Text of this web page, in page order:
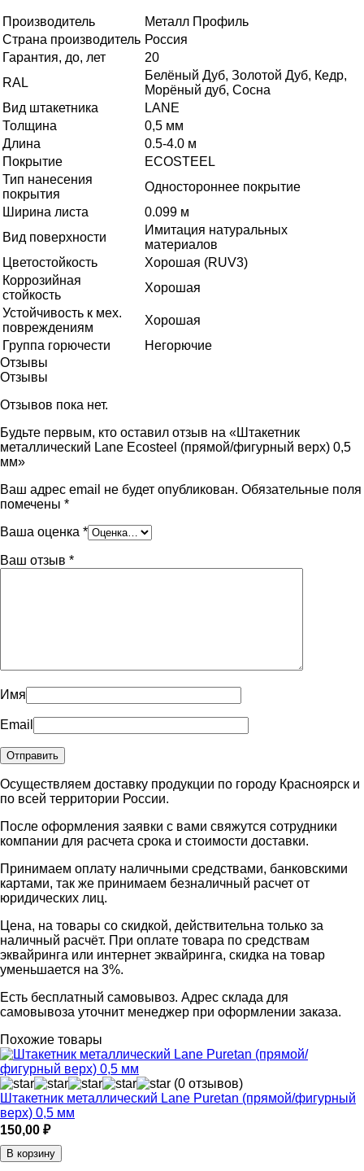
Производитель
Металл Профиль
Страна производитель Россия
Гарантия, до, лет
20
RAL
Белёный Дуб, Золотой Дуб, Кедр,
Морёный дуб, Сосна
Вид штакетника
LANE
Толщина
0,5 мм
Длина
0.5-4.0 м
Покрытие
ECOSTEEL
Тип нанесения
покрытия
Одностороннее покрытие
Ширина листа
0.099 м
Вид поверхности
Имитация натуральных
материалов
Цветостойкость
Хорошая (RUV3)
Коррозийная
стойкость
Хорошая
Устойчивость к мех.
повреждениям
Хорошая
Группа горючести
Негорючие
Отзывы
Отзывы
Отзывов пока нет.
Будьте первым, кто оставил отзыв на «Штакетник
металлический Lane Ecosteel (прямой/фигурный верх) 0,5
мм»
Ваш адрес email не будет опубликован. Обязательные поля
помечены *
Ваша оценка *
Ваш отзыв *
Имя
Email
Осуществляем доставку продукции по городу Красноярск и
по всей территории России.
После оформления заявки с вами свяжутся сотрудники
компании для расчета срока и стоимости доставки.
Принимаем оплату наличными средствами, банковскими
картами, так же принимаем безналичный расчет от
юридических лиц.
Цена, на товары со скидкой, действительна только за
наличный расчёт. При оплате товара по средствам
эквайринга или интернет эквайринга, скидка на товар
уменьшается на 3%.
Есть бесплатный самовывоз. Адрес склада для
самовывоза уточнит менеджер при оформлении заказа.
Похожие товары
(0 отзывов)
Штакетник металлический Lane Puretan (прямой/фигурный
верх) 0,5 мм
150,00 ₽
В корзину